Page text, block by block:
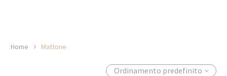
Home Mattone
Ordinamento predefinito